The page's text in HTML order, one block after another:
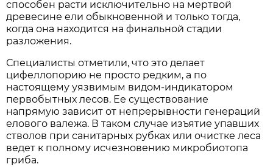
способен расти исключительно на мертвой
древесине ели обыкновенной и только тогда,
когда она находится на финальной стадии
разложения.
Специалисты отметили, что это делает
цифеллопорию не просто редким, а по
настоящему уязвимым видом-индикатором
первобытных лесов. Ее существование
напрямую зависит от непрерывности генераций
елового валежа. В таком случае изъятие упавших
стволов при санитарных рубках или очистке леса
ведет к полному исчезновению микробиотопа
гриба.